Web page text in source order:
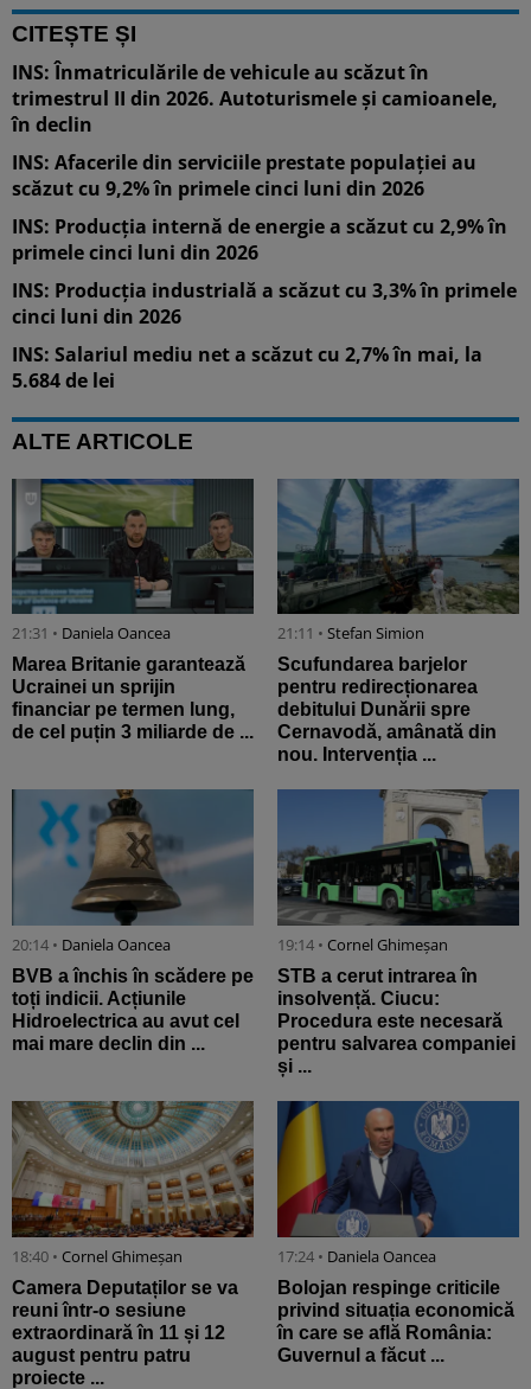
CITEȘTE ȘI
INS: Înmatriculările de vehicule au scăzut în
trimestrul II din 2026. Autoturismele și camioanele,
în declin
INS: Afacerile din serviciile prestate populației au
scăzut cu 9,2% în primele cinci luni din 2026
INS: Producția internă de energie a scăzut cu 2,9% în
primele cinci luni din 2026
INS: Producția industrială a scăzut cu 3,3% în primele
cinci luni din 2026
INS: Salariul mediu net a scăzut cu 2,7% în mai, la
5.684 de lei
ALTE ARTICOLE
21:31 • Daniela Oancea
Marea Britanie garantează
Ucrainei un sprijin
financiar pe termen lung,
de cel puțin 3 miliarde de ...
21:11 • Stefan Simion
Scufundarea barjelor
pentru redirecționarea
debitului Dunării spre
Cernavodă, amânată din
nou. Intervenția ...
20:14 • Daniela Oancea
BVB a închis în scădere pe
toți indicii. Acțiunile
Hidroelectrica au avut cel
mai mare declin din ...
19:14 • Cornel Ghimeșan
STB a cerut intrarea în
insolvență. Ciucu:
Procedura este necesară
pentru salvarea companiei
și ...
18:40 • Cornel Ghimeșan
Camera Deputaților se va
reuni într-o sesiune
extraordinară în 11 și 12
august pentru patru
proiecte ...
17:24 • Daniela Oancea
Bolojan respinge criticile
privind situația economică
în care se află România:
Guvernul a făcut ...